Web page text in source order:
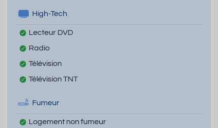
High-Tech
Lecteur DVD
Radio
Télévision
Télévision TNT
Fumeur
Logement non fumeur